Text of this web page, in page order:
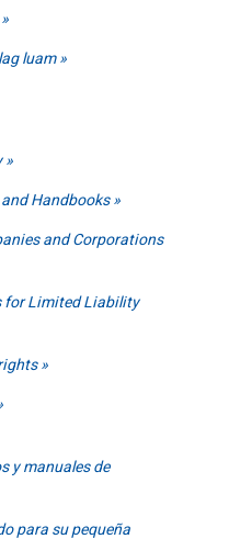
luam
Handbooks
and Corporations
for Limited Liability
y manuales de
para su pequeña